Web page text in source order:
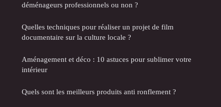
déménageurs professionnels ou non ?
Quelles techniques pour réaliser un projet de film
documentaire sur la culture locale ?
Aménagement et déco : 10 astuces pour sublimer votre
intérieur
Quels sont les meilleurs produits anti ronflement ?